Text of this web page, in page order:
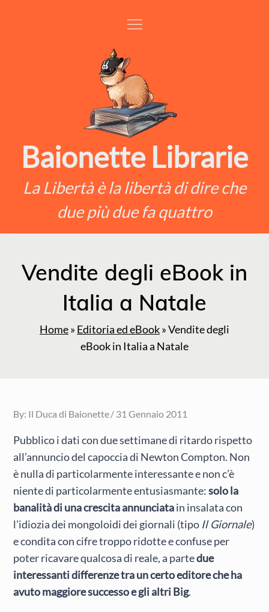
Baionette Librarie
La Libertà è la libertà di dire che
due più due fa quattro
Vendite degli eBook in
Italia a Natale
Home» Editoria ed eBook»Vendite degli
eBook in Italia a Natale
By: Il Duca di Baionette Posted
31 Gennaio 2011
Pubblico i dati con due settimane di ritardo rispetto
all’annuncio del capoccia di Newton Compton. Non
è nulla di particolarmente interessante e non c’è
niente di particolarmente entusiasmante:solo la
banalità di una crescita annunciatain insalata con
l’idiozia dei mongoloidi dei giornali (tipo Il Giornale)
e condita con cifre troppo ridotte e confuse per
poter ricavare qualcosa di reale, a partedue
interessanti differenze tra un certo editore che ha
avuto maggiore successo e gli altri Big.